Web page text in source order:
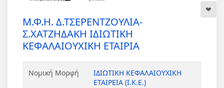
Μ.Φ.Η. Δ.ΤΣΕΡΕΝΤΖΟΥΛΙΑ-
Σ.ΧΑΤΖΗΔΑΚΗ ΙΔΙΩΤΙΚΗ
ΚΕΦΑΛΑΙΟΥΧΙΚΗ ΕΤΑΙΡΙΑ
Νομική Μορφή
ΙΔΙΩΤΙΚΗ ΚΕΦΑΛΑΙΟΥΧΙΚΗ
ΕΤΑΙΡΕΙΑ (Ι.Κ.Ε.)